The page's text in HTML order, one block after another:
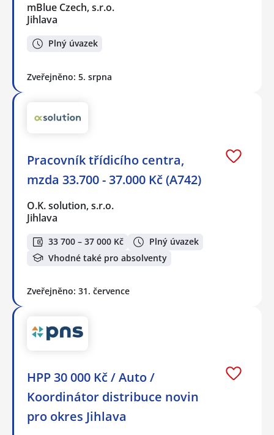
mBlue Czech, s.r.o.
Jihlava
Plný úvazek
Zveřejněno: 5. srpna
Pracovník třídicího centra,
mzda 33.700 - 37.000 Kč (A742)
O.K. solution, s.r.o.
Jihlava
33 700 – 37 000 Kč
Plný úvazek
Vhodné také pro absolventy
Zveřejněno: 31. července
HPP 30 000 Kč / Auto /
Koordinátor distribuce novin
pro okres Jihlava